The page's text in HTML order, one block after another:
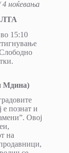
4 ноќевања
15:10
Мдина)
познат и
Овој
на